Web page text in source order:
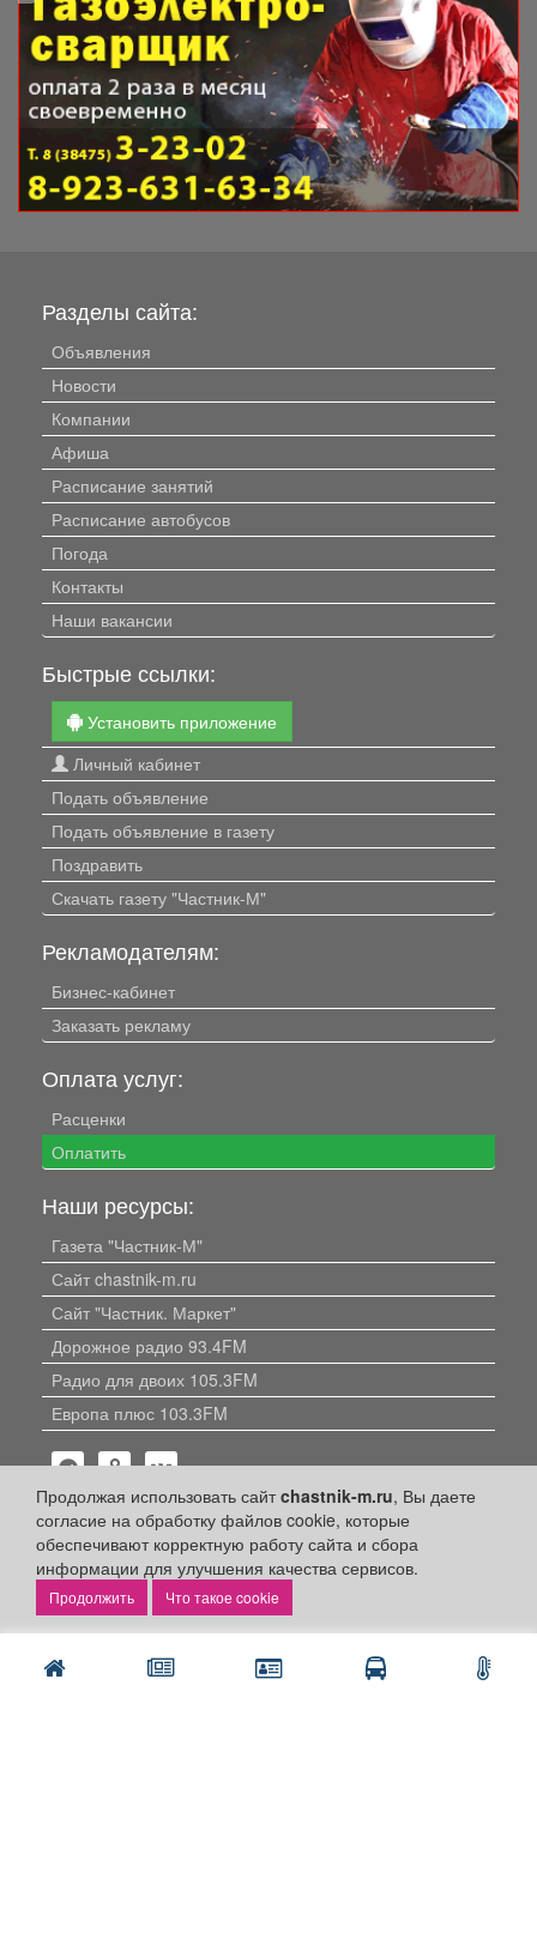
Продолжая использовать сайтchastnik-m.ru, Вы даете
согласие на обработку файлов cookie, которые
обеспечивают корректную работу сайта и сбора
информации для улучшения качества сервисов.
Что такое cookie
Разделы сайта:
Объявления
Новости
Компании
Афиша
Расписание занятий
Расписание автобусов
Погода
Контакты
Наши вакансии
Быстрые ссылки:
Установить приложение
Личный кабинет
Подать объявление
Подать объявление в газету
Поздравить
Скачать газету "Частник-М"
Рекламодателям:
Бизнес-кабинет
Заказать рекламу
Оплата услуг:
Расценки
Оплатить
Наши ресурсы:
Газета "Частник-М"
Сайт chastnik-m.ru
Сайт "Частник. Маркет"
Дорожное радио 93.4FM
Радио для двоих 105.3FM
Европа плюс 103.3FM
Политика конфиденциальности
Публикации с пометкой «Реклама», «На правах рекламы»,
«Партнёрский проект» оплачены рекламодателем.
Редакция сайта не несет ответственности за достоверность
информации, содержащейся в рекламных материалах и